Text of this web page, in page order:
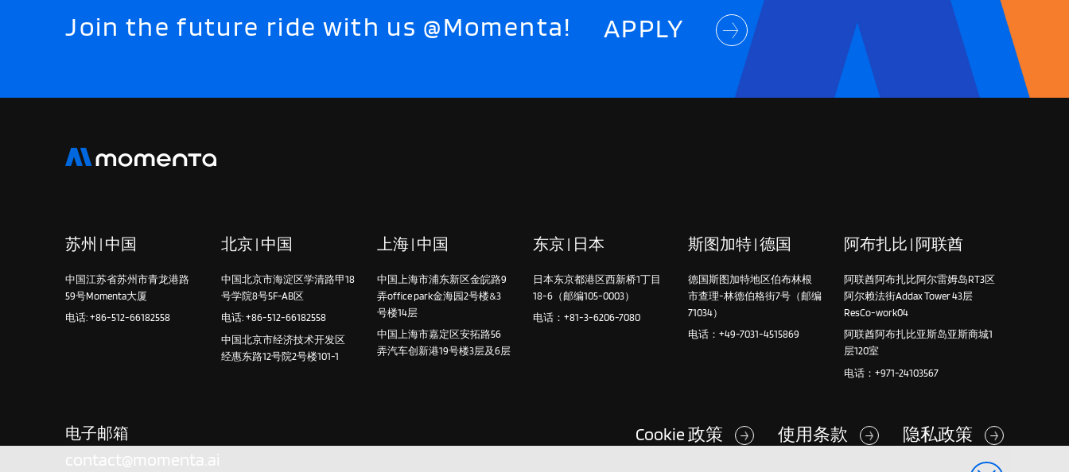
Join the future ride with us @Momenta! APPLY
苏州 | 中国
中国江苏省苏州市青龙港路
59号Momenta大厦
电话: +86-512-66182558
北京 | 中国
中国北京市海淀区学清路甲18
号学院8号5F-AB区
电话: +86-512-66182558
中国北京市经济技术开发区
经惠东路12号院2号楼101-1
上海 | 中国
中国上海市浦东新区金皖路9
弄office park金海园2号楼&3
号楼14层
中国上海市嘉定区安拓路56
弄汽车创新港19号楼3层及6层
东京 | 日本
日本东京都港区西新桥1丁目
18-6（邮编105-0003）
电话：+81-3-6206-7080
斯图加特 | 德国
德国斯图加特地区伯布林根
市查理-林德伯格街7号（邮编
71034）
电话：+49-7031-4515869
阿布扎比 | 阿联酋
阿联酋阿布扎比阿尔雷姆岛RT3区
阿尔赖法街Addax Tower 43层
ResCo-work04
阿联酋阿布扎比亚斯岛亚斯商城1
层120室
电话：+971-24103567
电子邮箱
contact@momenta.ai
Cookie 政策 使用条款 隐私政策